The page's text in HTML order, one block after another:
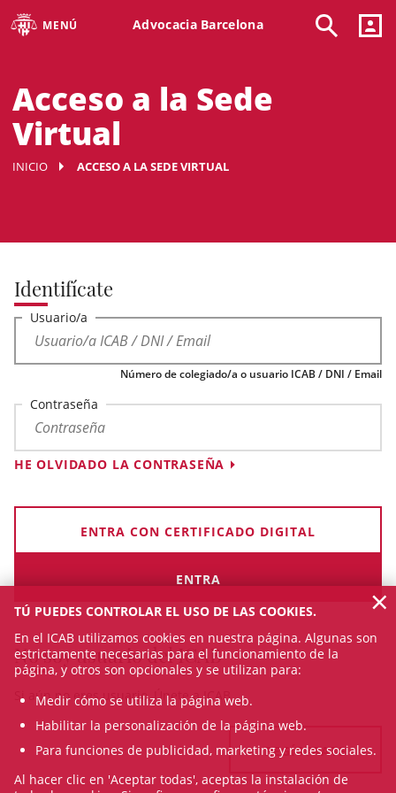
MENÚ Advocacia Barcelona
Acceso a la Sede
Virtual
INICIO ACCESO A LA SEDE VIRTUAL
Identifícate
Usuario/a
Número de colegiado/a o usuario ICAB / DNI / Email
Contraseña
HE OLVIDADO LA CONTRASEÑA
ENTRA CON CERTIFICADO DIGITAL
No soy usuario del ICAB
Si aún no eres usuario, Únete a ICAB
REGÍSTRATE
TÚ PUEDES CONTROLAR EL USO DE LAS COOKIES.
En el ICAB utilizamos cookies en nuestra página. Algunas son
estrictamente necesarias para el funcionamiento de la
página, y otros son opcionales y se utilizan para:
Medir cómo se utiliza la página web.
Habilitar la personalización de la página web.
Para funciones de publicidad, marketing y redes sociales.
Al hacer clic en 'Aceptar todas', aceptas la instalación de
×